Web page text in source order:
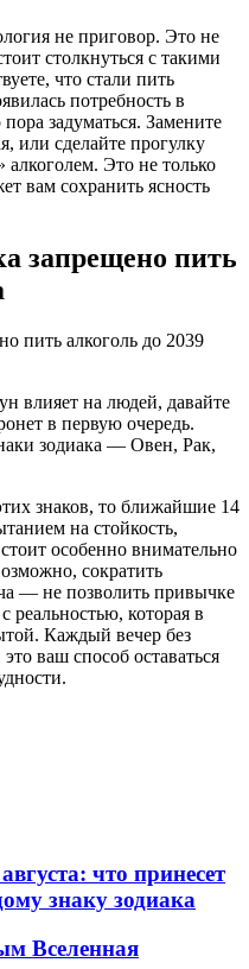
не приговор. Это не
столкнуться с такими
что стали пить
потребность в
задуматься. Замените
или сделайте прогулку
алкоголем. Это не только
вам сохранить ясность
запрещено пить
влияет на людей, давайте
в первую очередь.
зодиака — Овен, Рак,
знаков, то ближайшие 14
на стойкость,
особенно внимательно
сократить
— не позволить привычке
реальностью, которая в
Каждый вечер без
ваш способ оставаться
что принесет
знаку зодиака
Вселенная